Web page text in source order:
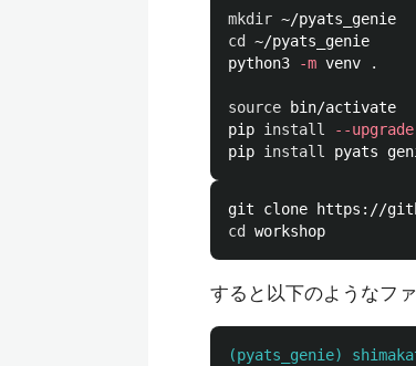
mkdir
cd
~/pyats_genie
python3
-m venv .
source
bin/activate
pip install --upgrade
pip install
cd
すると以下のようなフ
(pyats_genie)